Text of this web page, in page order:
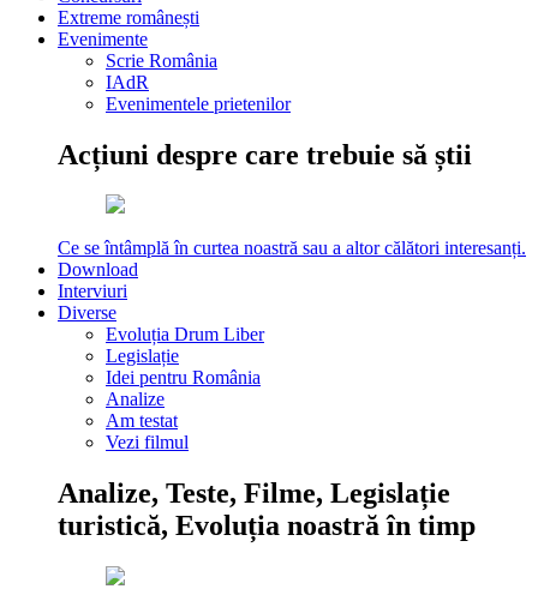
Extreme românești
Evenimente
Scrie România
IAdR
Evenimentele prietenilor
Acțiuni despre care trebuie să știi
Ce se întâmplă în curtea noastră sau a altor călători interesanți.
Download
Interviuri
Diverse
Evoluția Drum Liber
Legislație
Idei pentru România
Analize
Am testat
Vezi filmul
Analize, Teste, Filme, Legislație
turistică, Evoluția noastră în timp